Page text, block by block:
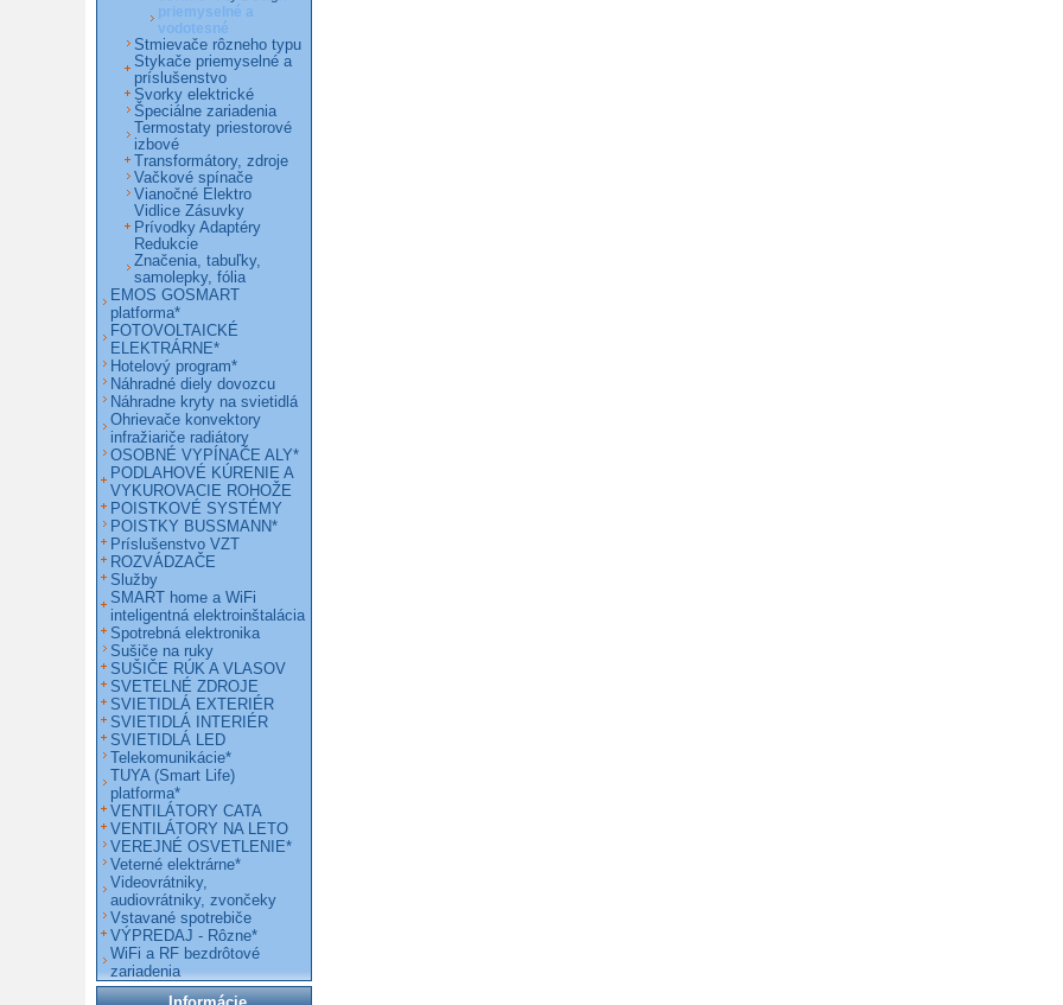
priemyselné a
vodotesné
Stmievače rôzneho typu
Stykače priemyselné a
príslušenstvo
Svorky elektrické
Špeciálne zariadenia
Termostaty priestorové
izbové
Transformátory, zdroje
Vačkové spínače
Vianočné Elektro
Vidlice Zásuvky
Prívodky Adaptéry
Redukcie
Značenia, tabuľky,
samolepky, fólia
EMOS GOSMART
platforma*
FOTOVOLTAICKÉ
ELEKTRÁRNE*
Hotelový program*
Náhradné diely dovozcu
Náhradne kryty na svietidlá
Ohrievače konvektory
infražiariče radiátory
OSOBNÉ VYPÍNAČE ALY*
PODLAHOVÉ KÚRENIE A
VYKUROVACIE ROHOŽE
POISTKOVÉ SYSTÉMY
POISTKY BUSSMANN*
Príslušenstvo VZT
ROZVÁDZAČE
Služby
SMART home a WiFi
inteligentná elektroinštalácia
Spotrebná elektronika
Sušiče na ruky
SUŠIČE RÚK A VLASOV
SVETELNÉ ZDROJE
SVIETIDLÁ EXTERIÉR
SVIETIDLÁ INTERIÉR
SVIETIDLÁ LED
Telekomunikácie*
TUYA (Smart Life)
platforma*
VENTILÁTORY CATA
VENTILÁTORY NA LETO
VEREJNÉ OSVETLENIE*
Veterné elektrárne*
Videovrátniky,
audiovrátniky, zvončeky
Vstavané spotrebiče
VÝPREDAJ - Rôzne*
WiFi a RF bezdrôtové
zariadenia